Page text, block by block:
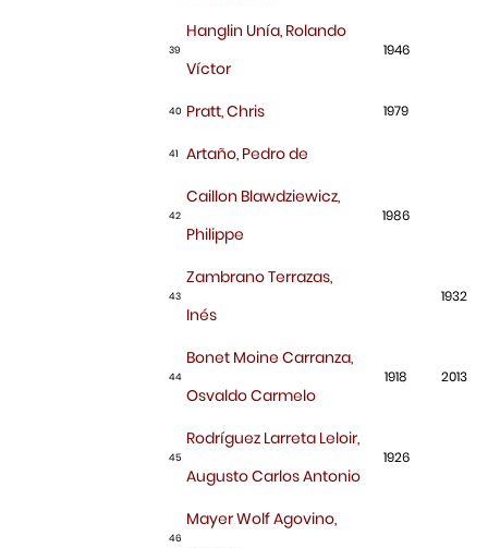
39
Hanglin Unía, Rolando
Víctor
1946
40 Pratt, Chris 1979
41 Artaño, Pedro de
42
Caillon Blawdziewicz,
Philippe
1986
43
Zambrano Terrazas,
Inés
1932
44
Bonet Moine Carranza,
Osvaldo Carmelo
1918 2013
45
Rodríguez Larreta Leloir,
Augusto Carlos Antonio
1926
46
Mayer Wolf Agovino,